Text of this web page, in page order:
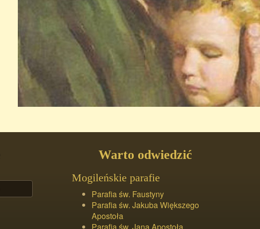
Warto odwiedzić
Mogileńskie parafie
Parafia św. Faustyny
Parafia św. Jakuba Większego
Apostoła